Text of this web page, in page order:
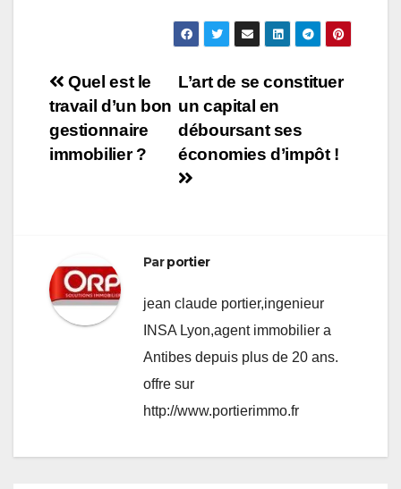
Navigation
de
l’article
L’art de se constituer
un capital en
déboursant ses
économies d’impôt !
Quel est le
travail d’un bon
gestionnaire
immobilier ?
Parportier
jean claude portier,ingenieur
INSA Lyon,agent immobilier a
Antibes depuis plus de 20 ans.
offre sur
http://www.portierimmo.fr